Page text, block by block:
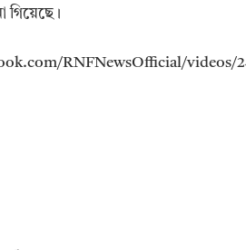
গিয়েছে।
RNFNewsOfficial/videos/